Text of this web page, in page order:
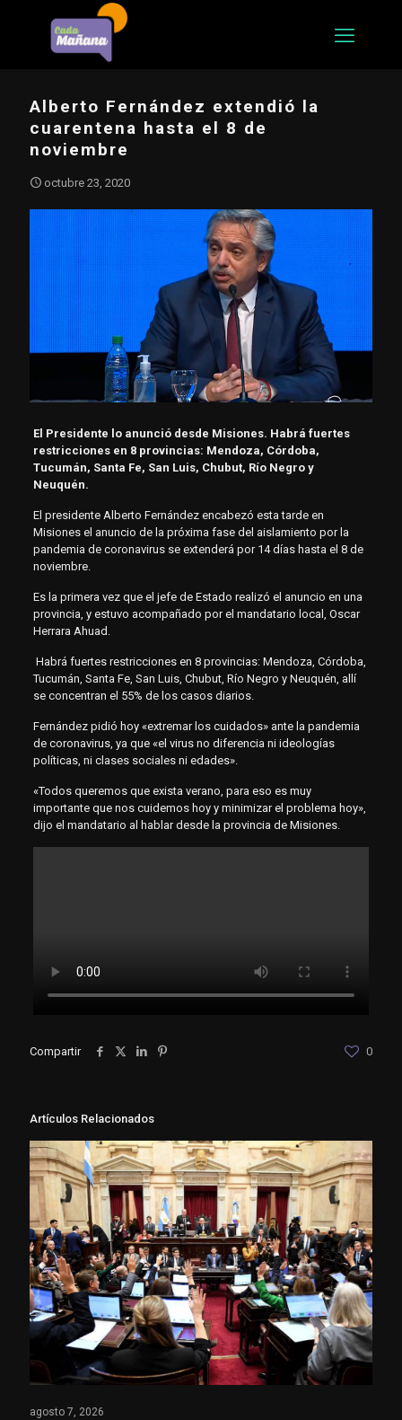
Alberto Fernández extendió la
cuarentena hasta el 8 de
noviembre
octubre 23, 2020
El Presidente lo anunció desde Misiones. Habrá fuertes
restricciones en 8 provincias: Mendoza, Córdoba,
Tucumán, Santa Fe, San Luis, Chubut, Río Negro y
Neuquén.
El presidente Alberto Fernández encabezó esta tarde en
Misiones el anuncio de la próxima fase del aislamiento por la
pandemia de coronavirus se extenderá por 14 días hasta el 8 de
noviembre.
Es la primera vez que el jefe de Estado realizó el anuncio en una
provincia, y estuvo acompañado por el mandatario local, Oscar
Herrara Ahuad.
Habrá fuertes restricciones en 8 provincias: Mendoza, Córdoba,
Tucumán, Santa Fe, San Luis, Chubut, Río Negro y Neuquén, allí
se concentran el 55% de los casos diarios.
Fernández pidió hoy «extremar los cuidados» ante la pandemia
de coronavirus, ya que «el virus no diferencia ni ideologías
políticas, ni clases sociales ni edades».
«Todos queremos que exista verano, para eso es muy
importante que nos cuidemos hoy y minimizar el problema hoy»,
dijo el mandatario al hablar desde la provincia de Misiones.
Compartir 0
Artículos Relacionados
agosto 7, 2026